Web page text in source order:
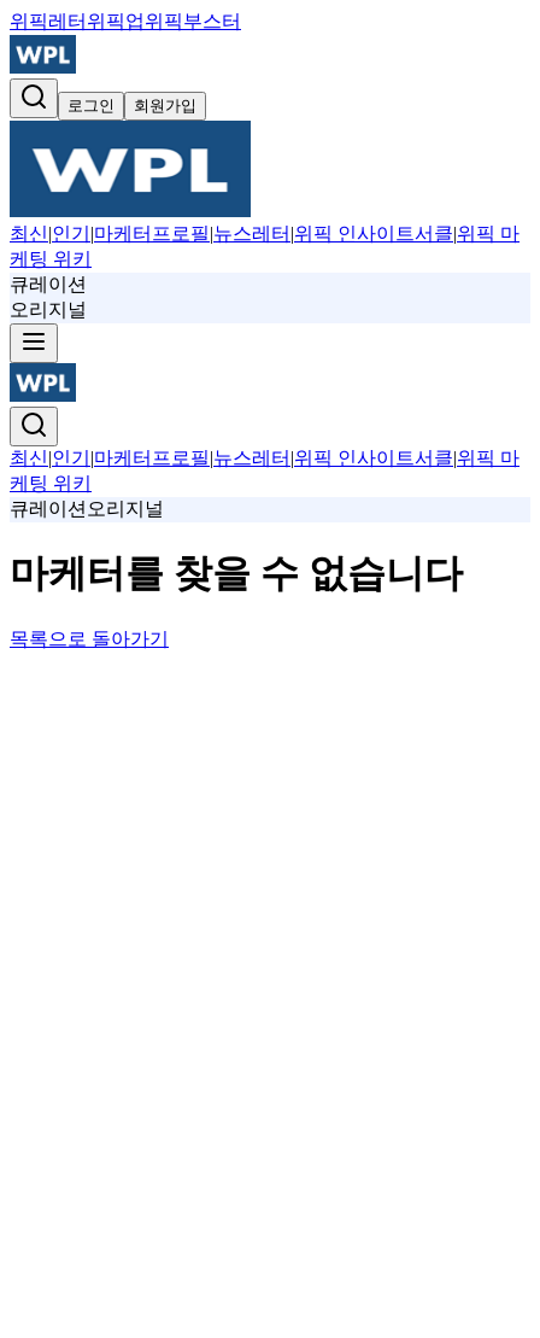
위픽레터 위픽업위픽부스터
로그인 회원가입
최신|인기 |마케터프로필|뉴스레터 |위픽 인사이트서클|위픽 마
케팅 위키
큐레이션
오리지널
최신|인기 |마케터프로필|뉴스레터 |위픽 인사이트서클|위픽 마
케팅 위키
큐레이션 오리지널
마케터를 찾을 수 없습니다
목록으로 돌아가기